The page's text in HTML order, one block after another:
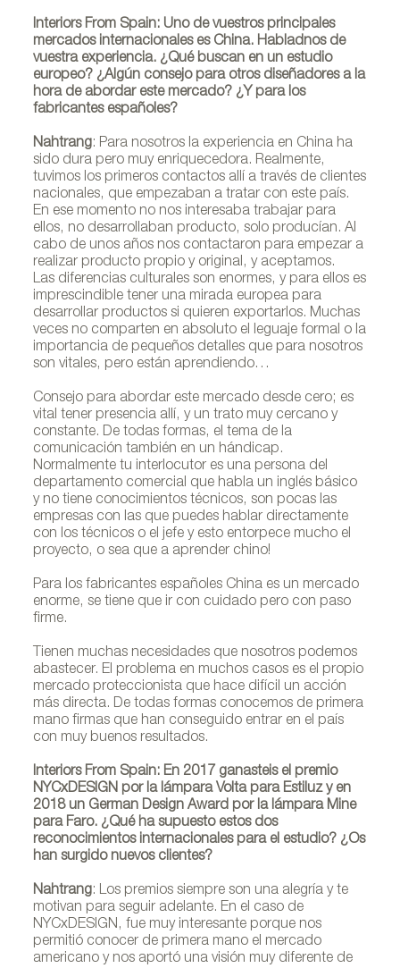
Daniel Vila y Ester Pujol fundadores de Nahtrang
Interiors From Spain: Uno de vuestros principales
mercados internacionales es China. Habladnos de
vuestra experiencia. ¿Qué buscan en un estudio
europeo? ¿Algún consejo para otros diseñadores a la
hora de abordar este mercado? ¿Y para los
fabricantes españoles?
Nahtrang: Para nosotros la experiencia en China ha
sido dura pero muy enriquecedora. Realmente,
tuvimos los primeros contactos allí a través de clientes
nacionales, que empezaban a tratar con este país.
En ese momento no nos interesaba trabajar para
ellos, no desarrollaban producto, solo producían. Al
cabo de unos años nos contactaron para empezar a
realizar producto propio y original, y aceptamos.
Las diferencias culturales son enormes, y para ellos es
imprescindible tener una mirada europea para
desarrollar productos si quieren exportarlos. Muchas
veces no comparten en absoluto el leguaje formal o la
importancia de pequeños detalles que para nosotros
son vitales, pero están aprendiendo…
Consejo para abordar este mercado desde cero; es
vital tener presencia allí, y un trato muy cercano y
constante. De todas formas, el tema de la
comunicación también en un hándicap.
Normalmente tu interlocutor es una persona del
departamento comercial que habla un inglés básico
y no tiene conocimientos técnicos, son pocas las
empresas con las que puedes hablar directamente
con los técnicos o el jefe y esto entorpece mucho el
proyecto, o sea que a aprender chino!
Para los fabricantes españoles China es un mercado
enorme, se tiene que ir con cuidado pero con paso
firme.
Tienen muchas necesidades que nosotros podemos
abastecer. El problema en muchos casos es el propio
mercado proteccionista que hace difícil un acción
más directa. De todas formas conocemos de primera
mano firmas que han conseguido entrar en el país
con muy buenos resultados.
Interiors From Spain: En 2017 ganasteis el premio
NYCxDESIGN por la lámpara Volta para Estiluz y en
2018 un German Design Award por la lámpara Mine
para Faro. ¿Qué ha supuesto estos dos
reconocimientos internacionales para el estudio? ¿Os
han surgido nuevos clientes?
Nahtrang: Los premios siempre son una alegría y te
motivan para seguir adelante. En el caso de
NYCxDESIGN, fue muy interesante porque nos
permitió conocer de primera mano el mercado
americano y nos aportó una visión muy diferente de